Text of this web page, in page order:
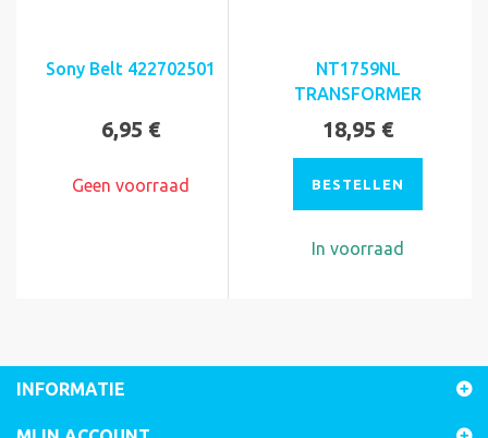
Sony Belt 422702501
6,95 €
Geen voorraad
NT1759NL
TRANSFORMER
18,95 €
BESTELLEN
In voorraad
INFORMATIE